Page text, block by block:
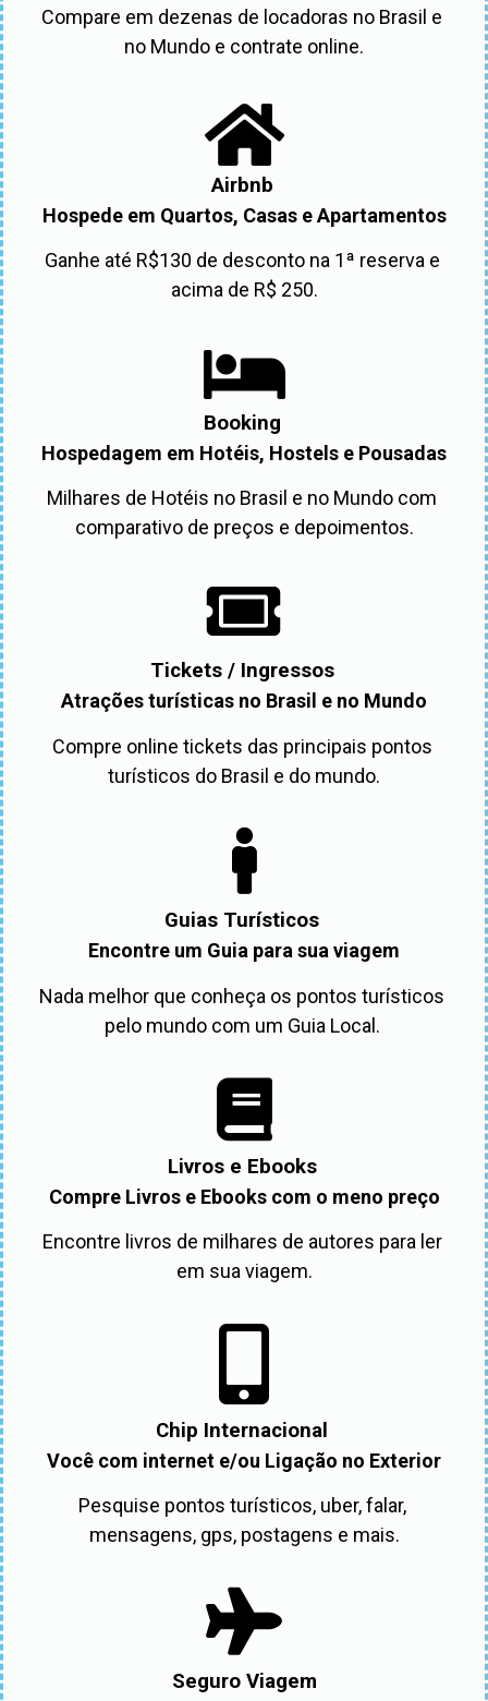
Compare em dezenas de locadoras no Brasil e
no Mundo e contrate online.
Airbnb
Hospede em Quartos, Casas e Apartamentos
Ganhe até R$130 de desconto na 1ª reserva e
acima de R$ 250.
Booking
Hospedagem em Hotéis, Hostels e Pousadas
Milhares de Hotéis no Brasil e no Mundo com
comparativo de preços e depoimentos.
Tickets / Ingressos
Atrações turísticas no Brasil e no Mundo
Compre online tickets das principais pontos
turísticos do Brasil e do mundo.
Guias Turísticos
Encontre um Guia para sua viagem
Nada melhor que conheça os pontos turísticos
pelo mundo com um Guia Local.
Livros e Ebooks
Compre Livros e Ebooks com o meno preço
Encontre livros de milhares de autores para ler
em sua viagem.
Chip Internacional
Você com internet e/ou Ligação no Exterior
Pesquise pontos turísticos, uber, falar,
mensagens, gps, postagens e mais.
Seguro Viagem